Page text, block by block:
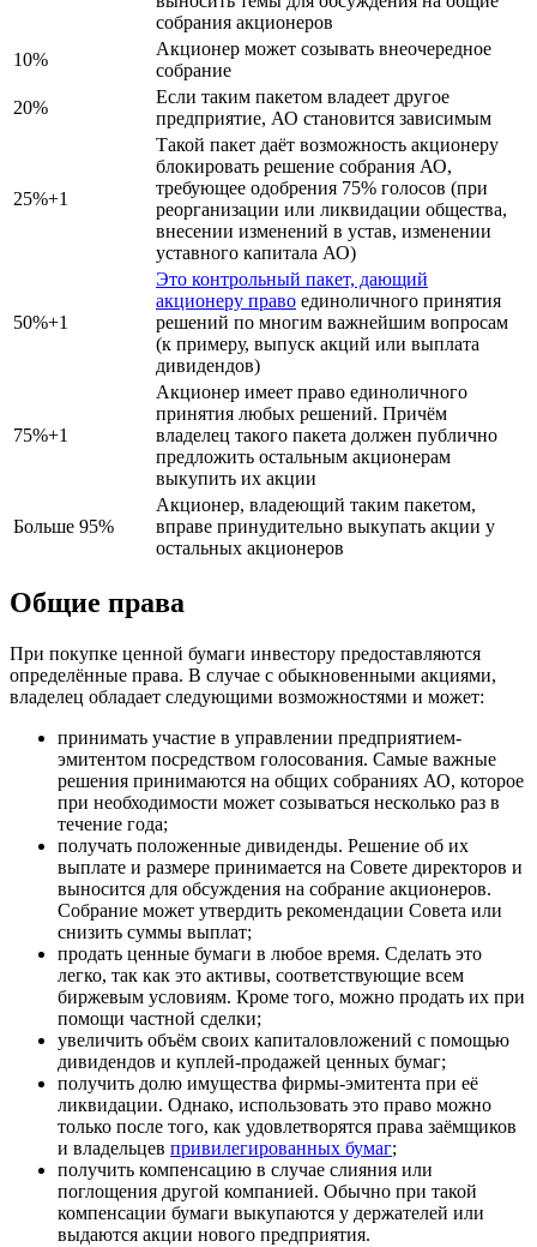
собрания акционеров
10%
Акционер может созывать внеочередное
собрание
20%
Если таким пакетом владеет другое
предприятие, АО становится зависимым
25%+1
Такой пакет даёт возможность акционеру
блокировать решение собрания АО,
требующее одобрения 75% голосов (при
реорганизации или ликвидации общества,
внесении изменений в устав, изменении
уставного капитала АО)
50%+1
Это контрольный пакет, дающий
акционеру право единоличного принятия
решений по многим важнейшим вопросам
(к примеру, выпуск акций или выплата
дивидендов)
75%+1
Акционер имеет право единоличного
принятия любых решений. Причём
владелец такого пакета должен публично
предложить остальным акционерам
выкупить их акции
Больше 95%
Акционер, владеющий таким пакетом,
вправе принудительно выкупать акции у
остальных акционеров
Общие права
При покупке ценной бумаги инвестору предоставляются
определённые права. В случае с обыкновенными акциями,
владелец обладает следующими возможностями и может:
принимать участие в управлении предприятием-
эмитентом посредством голосования. Самые важные
решения принимаются на общих собраниях АО, которое
при необходимости может созываться несколько раз в
течение года;
получать положенные дивиденды. Решение об их
выплате и размере принимается на Совете директоров и
выносится для обсуждения на собрание акционеров.
Собрание может утвердить рекомендации Совета или
снизить суммы выплат;
продать ценные бумаги в любое время. Сделать это
легко, так как это активы, соответствующие всем
биржевым условиям. Кроме того, можно продать их при
помощи частной сделки;
увеличить объём своих капиталовложений с помощью
дивидендов и куплей-продажей ценных бумаг;
получить долю имущества фирмы-эмитента при её
ликвидации. Однако, использовать это право можно
только после того, как удовлетворятся права заёмщиков
и владельцев привилегированных бумаг;
получить компенсацию в случае слияния или
поглощения другой компанией. Обычно при такой
компенсации бумаги выкупаются у держателей или
выдаются акции нового предприятия.